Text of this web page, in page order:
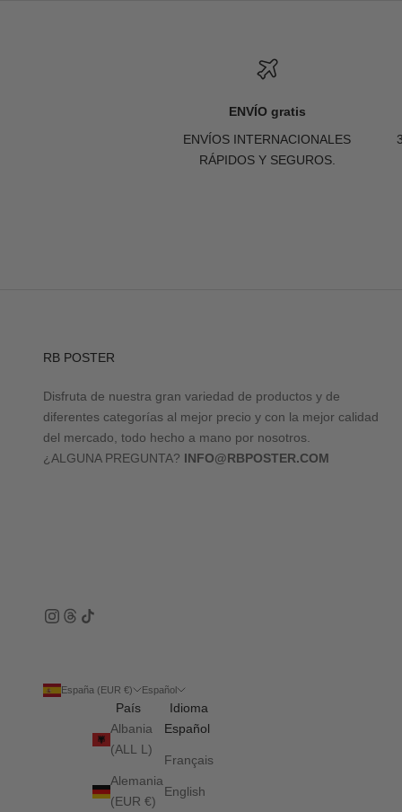
ENVÍO gratis
ENVÍOS INTERNACIONALES
RÁPIDOS Y SEGUROS.
RB POSTER
Disfruta de nuestra gran variedad de productos y de
diferentes categorías al mejor precio y con la mejor calidad
del mercado, todo hecho a mano por nosotros.
¿ALGUNA PREGUNTA? INFO@RBPOSTER.COM
España (EUR €)
País
Albania
(ALL L)
Alemania
(EUR €)
Español
Idioma
Español
Français
English